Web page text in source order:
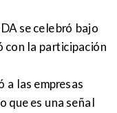
se celebró bajo
con la participación
a las empresas
que es una señal